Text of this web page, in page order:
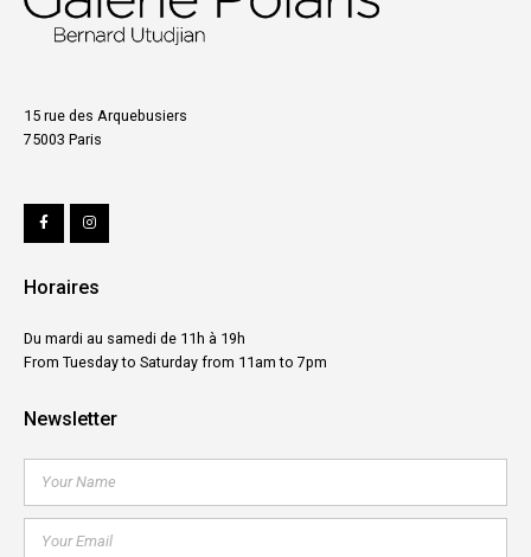
15 rue des Arquebusiers
75003 Paris
Horaires
Du mardi au samedi de 11h à 19h
From Tuesday to Saturday from 11am to 7pm
Newsletter